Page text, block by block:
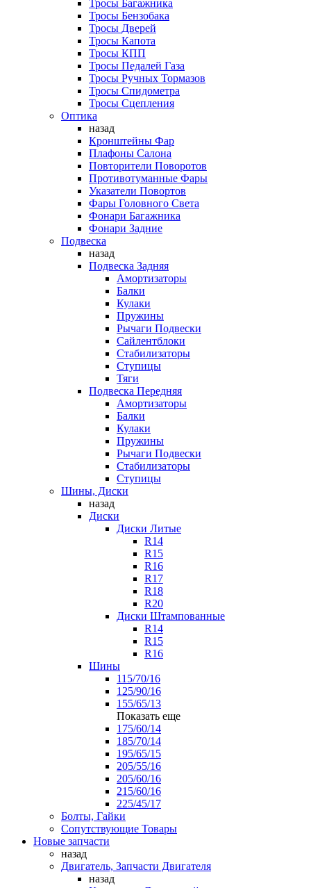
Тросы Багажника
Тросы Бензобака
Тросы Дверей
Тросы Капота
Тросы КПП
Тросы Педалей Газа
Тросы Ручных Тормазов
Тросы Спидометра
Тросы Сцепления
Оптика
назад
Кронштейны Фар
Плафоны Салона
Повторители Поворотов
Противотуманные Фары
Указатели Повортов
Фары Головного Света
Фонари Багажника
Фонари Задние
Подвеска
назад
Подвеска Задняя
Амортизаторы
Балки
Кулаки
Пружины
Рычаги Подвески
Сайлентблоки
Стабилизаторы
Ступицы
Тяги
Подвеска Передняя
Амортизаторы
Балки
Кулаки
Пружины
Рычаги Подвески
Стабилизаторы
Ступицы
Шины, Диски
назад
Диски
Диски Литые
R14
R15
R16
R17
R18
R20
Диски Штампованные
R14
R15
R16
Шины
115/70/16
125/90/16
155/65/13
Показать еще
175/60/14
185/70/14
195/65/15
205/55/16
205/60/16
215/60/16
225/45/17
Болты, Гайки
Сопутствующие Товары
Новые запчасти
назад
Двигатель, Запчасти Двигателя
назад